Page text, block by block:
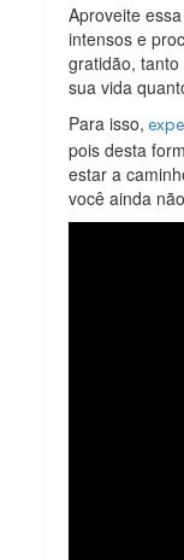
Aproveite
intensos e
gratidão,
sua vida
Para isso,
pois desta
estar a
você ainda